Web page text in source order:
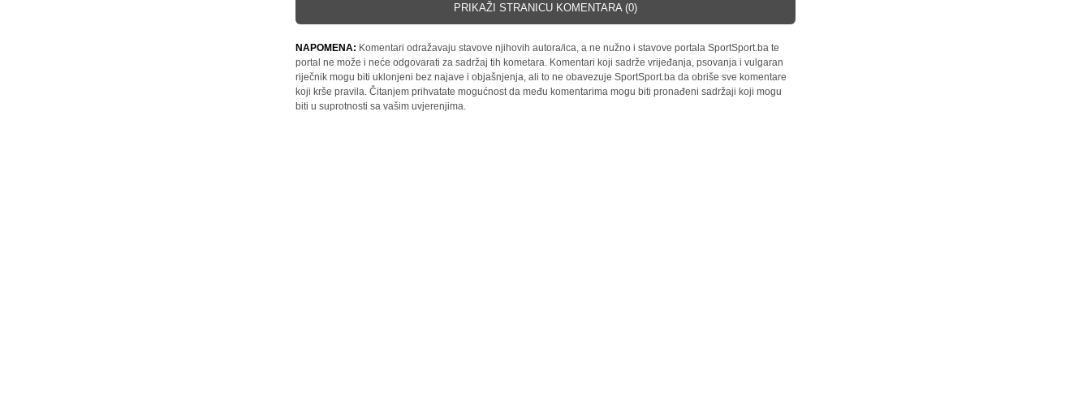
PRIKAŽI STRANICU KOMENTARA (0)
NAPOMENA: Komentari odražavaju stavove njihovih autora/ica, a ne nužno i stavove portala SportSport.ba te
portal ne može i neće odgovarati za sadržaj tih kometara. Komentari koji sadrže vrijeđanja, psovanja i vulgaran
riječnik mogu biti uklonjeni bez najave i objašnjenja, ali to ne obavezuje SportSport.ba da obriše sve komentare
koji krše pravila. Čitanjem prihvatate mogućnost da među komentarima mogu biti pronađeni sadržaji koji mogu
biti u suprotnosti sa vašim uvjerenjima.